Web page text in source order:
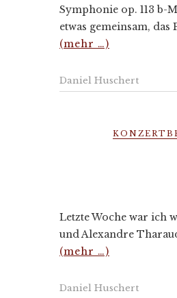
Symphonie op. 113 b-
etwas gemeinsam,
(mehr …)
Daniel Huschert
Letzte Woche war ich
und Alexandre
(mehr …)
Daniel Huschert